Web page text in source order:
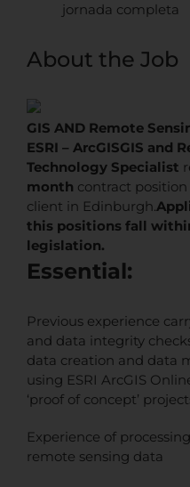
jornada completa
About the Job
GIS AND Remote
ESRI – ArcGISGIS and
Technology Specialist
month contract
client in Edinburgh.
this positions fall
legislation.
Essential:
Previous experience
and data integrity
data creation and data
using ESRI ArcGIS
‘proof of concept’
Experience of
remote sensing data